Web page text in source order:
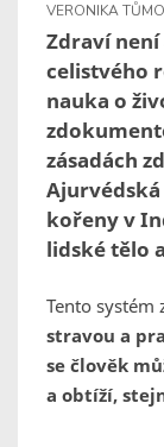
VERONIKA
Zdraví není
celistvého
nauka o
zásadách
kořeny v
lidské tělo
Tento systém
stravou a
se člověk
a obtíží,